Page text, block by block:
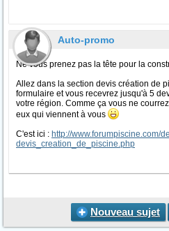
Auto-promo
Ne vous prenez pas la tête pour la
Allez dans la section devis création de
formulaire et vous recevrez jusqu'à 5
votre région. Comme ça vous ne
eux qui viennent à vous
C'est ici : http://www.forumpiscine.com/
devis_creation_de_piscine.php
Nouveau sujet